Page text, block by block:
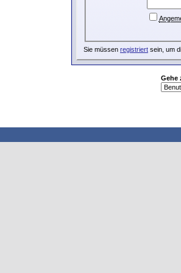
Sie müssen registriert sein, um
Gehe